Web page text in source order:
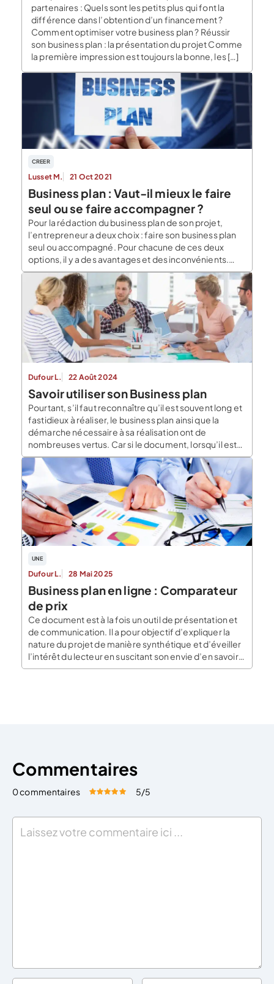
partenaires : Quels sont les petits plus qui font la
différence dans l’obtention d’un financement ?
Comment optimiser votre business plan ? Réussir
son business plan : la présentation du projet Comme
la première impression est toujours la bonne, les […]
CREER
Lusset M. 21 Oct 2021
Business plan : Vaut-il mieux le faire
seul ou se faire accompagner ?
Pour la rédaction du business plan de son projet,
l’entrepreneur a deux choix : faire son business plan
seul ou accompagné. Pour chacune de ces deux
options, il y a des avantages et des inconvénients.
Pour tout projet de création, le business plan
constitue une feuille de route, un document sur lequel
s’appuyer tout au […]
Dufour L. 22 Août 2024
Savoir utiliser son Business plan
Pourtant, s’il faut reconnaître qu’il est souvent long et
fastidieux à réaliser, le business plan ainsi que la
démarche nécessaire à sa réalisation ont de
nombreuses vertus. Car si le document, lorsqu’il est
bien fait, se trouve être un excellent support de
communication auprès des partenaires potentiels; la
démarche nécessaire à la réalisation est souvent
l’occasion […]
UNE
Dufour L. 28 Mai 2025
Business plan en ligne : Comparateur
de prix
Ce document est à la fois un outil de présentation et
de communication. Il a pour objectif d’expliquer la
nature du projet de manière synthétique et d’éveiller
l’intérêt du lecteur en suscitant son envie d’en savoir
plus. Ainsi, si la démarche de rédaction du business
Commentaires
0 commentaires Évaluez cet article:
5/5